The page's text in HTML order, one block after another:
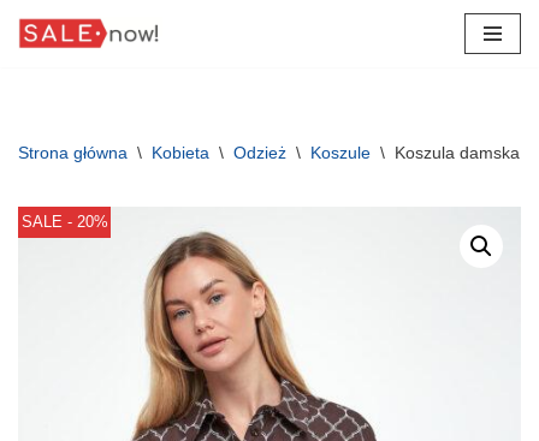
Strona główna \ Kobieta \ Odzież \ Koszule \ Koszula damska
SALE - 20%